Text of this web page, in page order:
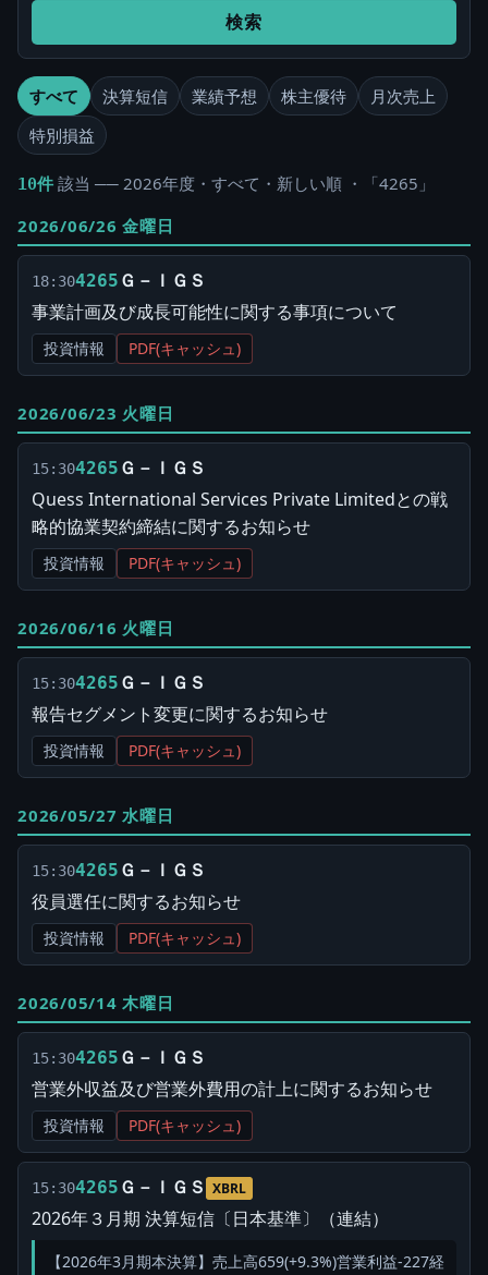
検索
すべて 決算短信 業績予想 株主優待
月次売上
特別損益
10件 該当 ── 2026年度・すべて・新しい順 ・「4265」
2026/06/26 金曜日
18:304265 Ｇ－ＩＧＳ
事業計画及び成長可能性に関する事項について
投資情報 PDF(キャッシュ)
2026/06/23 火曜日
15:304265 Ｇ－ＩＧＳ
Quess International Services Private Limitedとの戦
略的協業契約締結に関するお知らせ
投資情報 PDF(キャッシュ)
2026/06/16 火曜日
15:304265 Ｇ－ＩＧＳ
報告セグメント変更に関するお知らせ
投資情報 PDF(キャッシュ)
2026/05/27 水曜日
15:304265 Ｇ－ＩＧＳ
役員選任に関するお知らせ
投資情報 PDF(キャッシュ)
2026/05/14 木曜日
15:304265 Ｇ－ＩＧＳ
営業外収益及び営業外費用の計上に関するお知らせ
投資情報 PDF(キャッシュ)
15:304265 Ｇ－ＩＧＳ XBRL
2026年３月期 決算短信〔日本基準〕（連結）
【2026年3月期本決算】売上高659(+9.3%)営業利益-227経